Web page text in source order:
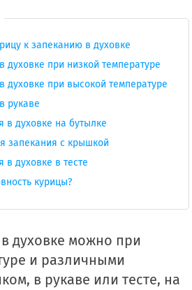
к запеканию в духовке
духовке при низкой температуре
духовке при высокой температуре
рукаве
в духовке на бутылке
запекания с крышкой
в духовке в тесте
курицы?
духовке можно при
и различными
в рукаве или тесте, на